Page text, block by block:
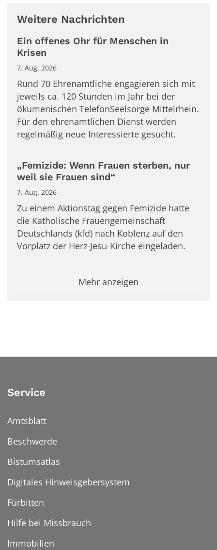
Weitere Nachrichten
Ein offenes Ohr für Menschen in
Krisen
7. Aug. 2026
Rund 70 Ehrenamtliche engagieren sich mit
jeweils ca. 120 Stunden im Jahr bei der
ökumenischen TelefonSeelsorge Mittelrhein.
Für den ehrenamtlichen Dienst werden
regelmäßig neue Interessierte gesucht.
„Femizide: Wenn Frauen sterben, nur
weil sie Frauen sind“
7. Aug. 2026
Zu einem Aktionstag gegen Femizide hatte
die Katholische Frauengemeinschaft
Deutschlands (kfd) nach Koblenz auf den
Vorplatz der Herz-Jesu-Kirche eingeladen.
Mehr anzeigen
Service
Amtsblatt
Beschwerde
Bistumsatlas
Digitales Hinweisgebersystem
Fürbitten
Hilfe bei Missbrauch
Immobilien